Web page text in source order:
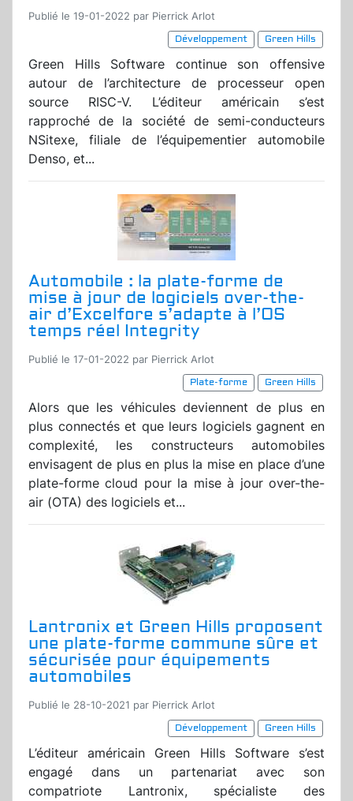
Publié le 19-01-2022 par Pierrick Arlot
Développement
Green Hills
Green Hills Software continue son offensive
autour de l’architecture de processeur open
source RISC-V. L’éditeur américain s’est
rapproché de la société de semi-conducteurs
NSitexe, filiale de l’équipementier automobile
Denso, et...
Automobile : la plate-forme de
mise à jour de logiciels over-the-
air d’Excelfore s’adapte à l’OS
temps réel Integrity
Publié le 17-01-2022 par Pierrick Arlot
Plate-forme
Green Hills
Alors que les véhicules deviennent de plus en
plus connectés et que leurs logiciels gagnent en
complexité, les constructeurs automobiles
envisagent de plus en plus la mise en place d’une
plate-forme cloud pour la mise à jour over-the-
air (OTA) des logiciels et...
Lantronix et Green Hills proposent
une plate-forme commune sûre et
sécurisée pour équipements
automobiles
Publié le 28-10-2021 par Pierrick Arlot
Développement
Green Hills
L’éditeur américain Green Hills Software s’est
engagé dans un partenariat avec son
compatriote Lantronix, spécialiste des